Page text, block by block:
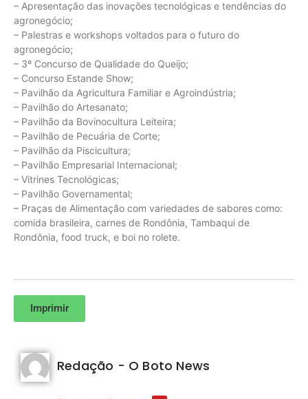
– Apresentação das inovações tecnológicas e tendências do
agronegócio;
– Palestras e workshops voltados para o futuro do
agronegócio;
– 3º Concurso de Qualidade do Queijo;
– Concurso Estande Show;
– Pavilhão da Agricultura Familiar e Agroindústria;
– Pavilhão do Artesanato;
– Pavilhão da Bovinocultura Leiteira;
– Pavilhão de Pecuária de Corte;
– Pavilhão da Piscicultura;
– Pavilhão Empresarial Internacional;
– Vitrines Tecnológicas;
– Pavilhão Governamental;
– Praças de Alimentação com variedades de sabores como:
comida brasileira, carnes de Rondônia, Tambaqui de
Rondônia, food truck, e boi no rolete.
Imprimir
Redação - O Boto News